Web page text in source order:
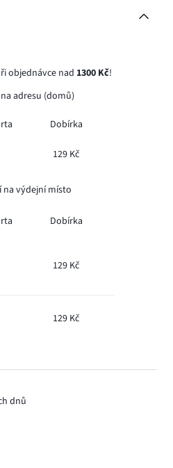
objednávce nad 1300 Kč!
adresu (domů)
Dobírka
129 Kč
na výdejní místo
Dobírka
129 Kč
129 Kč
dnů